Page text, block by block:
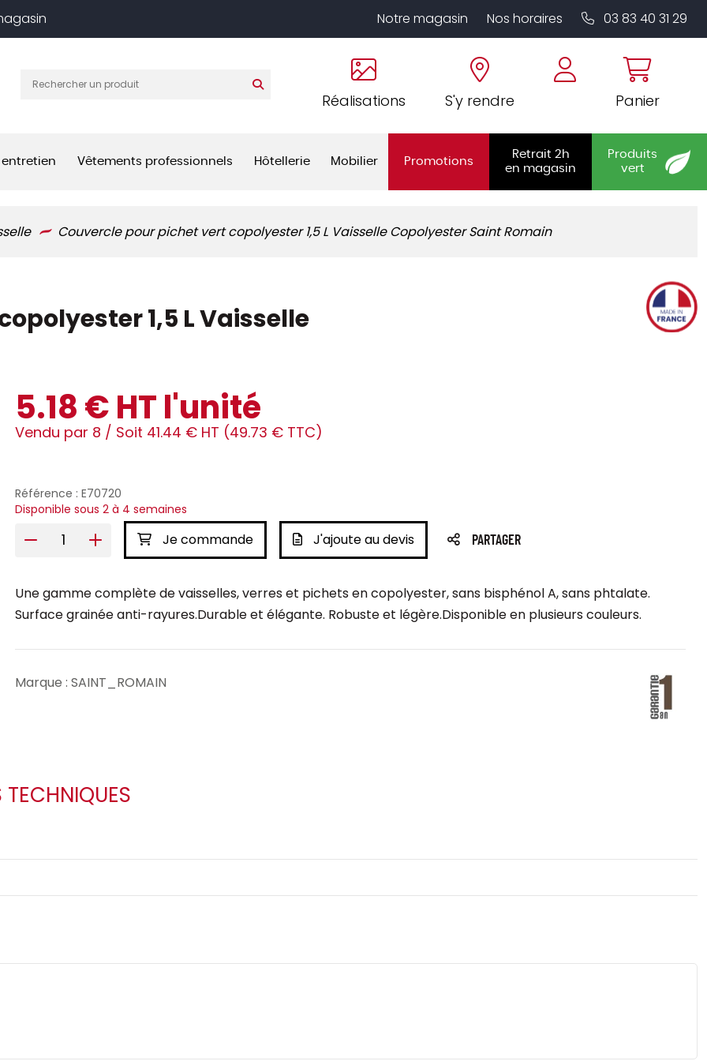
Notre magasin Nos horaires 03 83 40 31 29
Réalisations S'y rendre Panier
entretien Vêtements professionnels Hôtellerie Mobilier Promotions
Retrait 2h
en magasin
Produits
vert
Couvercle pour pichet vert copolyester 1,5 L Vaisselle Copolyester Saint Romain
1,5 L Vaisselle
5.18 € HT l'unité
Vendu par 8 / Soit 41.44 € HT (49.73 € TTC)
Référence : E70720
Disponible sous 2 à 4 semaines
Je commande J'ajoute au devis PARTAGER
Une gamme complète de vaisselles, verres et pichets en copolyester, sans bisphénol A, sans phtalate.
Surface grainée anti-rayures.Durable et élégante. Robuste et légère.Disponible en plusieurs couleurs.
Marque : SAINT_ROMAIN